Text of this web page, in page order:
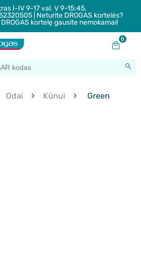
I-IV 9-17 val. V 9-15:45,
| Neturite DROGAS kortelės?
kortelę gausite nemokamai!
0
Odai Kūnui
Green